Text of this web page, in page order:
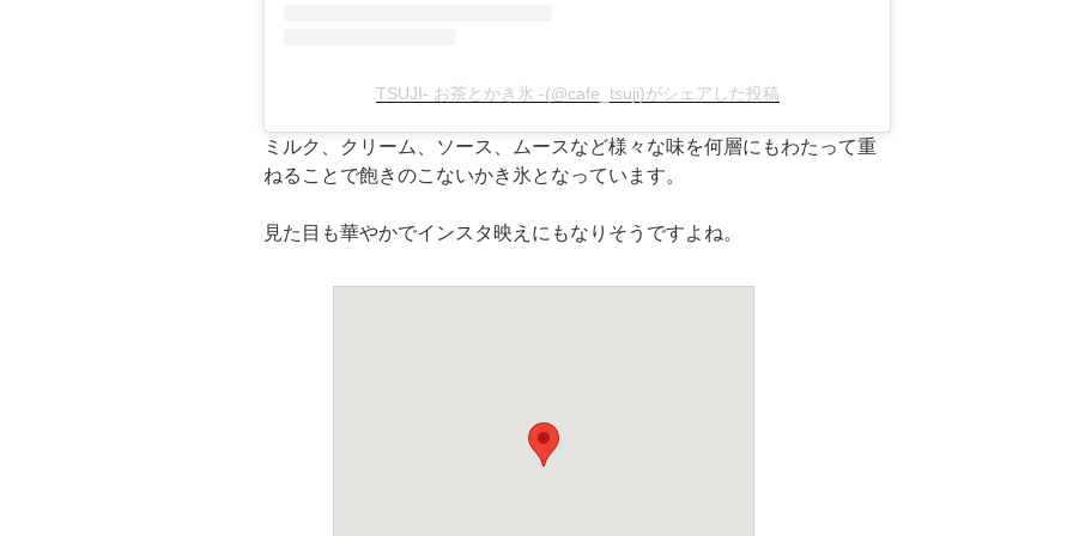
TSUJI- お茶とかき氷 -(@cafe_tsuji)がシェアした投稿
ミルク、クリーム、ソース、ムースなど様々な味を何層にもわたって重
ねることで飽きのこないかき氷となっています。
見た目も華やかでインスタ映えにもなりそうですよね。